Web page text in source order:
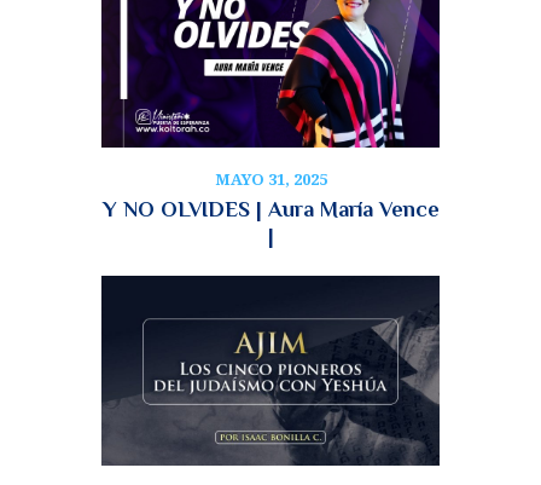
MAYO 31, 2025
Y NO OLVIDES | Aura María Vence
|